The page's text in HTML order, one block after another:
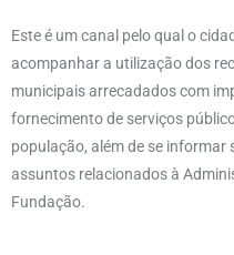
Este é um canal pelo qual o
acompanhar a utilização dos
municipais arrecadados com
fornecimento de serviços
população, além de se informar
assuntos relacionados à
Fundação.